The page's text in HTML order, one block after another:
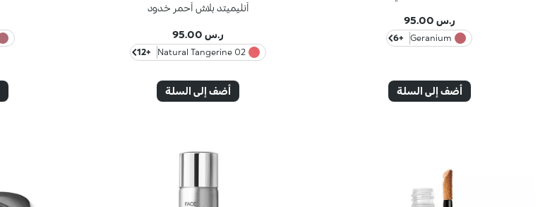
ر.س 95.00
Geranium
+6
أضف إلى السلة
أنليميتد بلاش أحمر خدود
ر.س 95.00
02 Natural Tangerine
+12
أضف إلى السلة